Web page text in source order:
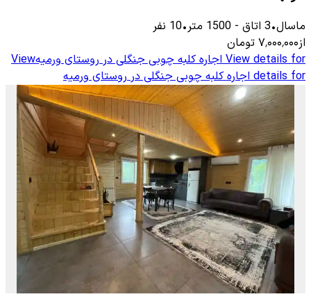
ماسال•
3 اتاق -
1500 متر•
10 نفر
از۷٬۰۰۰٬۰۰۰ تومان
View details for اجاره کلبه چوبی جنگلی در روستای ورمیهView
details for اجاره کلبه چوبی جنگلی در روستای ورمیه